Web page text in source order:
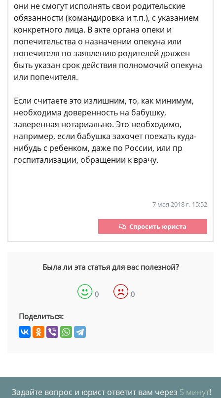
они не смогут исполнять свои родительские
обязанности (командировка и т.п.), с указанием
конкретного лица. В акте органа опеки и
попечительства о назначении опекуна или
попечителя по заявлению родителей должен
быть указан срок действия полномочий опекуна
или попечителя.
Если считаете это излишним, то, как минимум,
необходима доверенность на бабушку,
заверенная нотариально. Это необходимо,
например, если бабушка захочет поехать куда-
нибудь с ребенком, даже по России, или пр
госпитализации, обращении к врачу.
7 мая 2018 г. 15:52
Спросить юриста
Была ли эта статья для вас полезной?
0 0
Поделиться:
Задайте вопрос и юрист ответит вам через 5 минут!